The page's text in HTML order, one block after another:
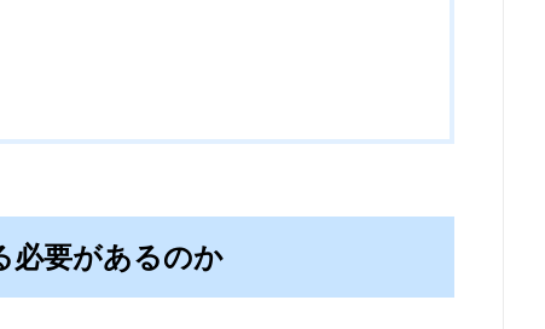
必要があるのか